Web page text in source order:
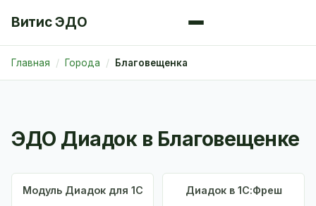
Витис ЭДО
Главная Города Благовещенка
ЭДО Диадок в Благовещенке
Модуль Диадок для 1С Диадок в 1С:Фреш